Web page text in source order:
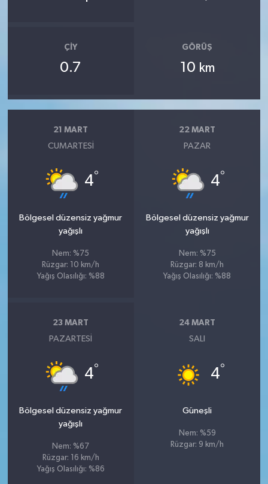
ÇIY
0.7
GÖRÜŞ
10 km
21 MART
CUMARTESI
4°
Bölgesel düzensiz yağmur
yağışlı
Nem: %75
Rüzgar: 10 km/h
Yağış Olasılığı: %88
22 MART
PAZAR
4°
Bölgesel düzensiz yağmur
yağışlı
Nem: %75
Rüzgar: 8 km/h
Yağış Olasılığı: %88
23 MART
PAZARTESI
4°
Bölgesel düzensiz yağmur
yağışlı
Nem: %67
Rüzgar: 16 km/h
Yağış Olasılığı: %86
24 MART
SALI
4°
Güneşli
Nem: %59
Rüzgar: 9 km/h